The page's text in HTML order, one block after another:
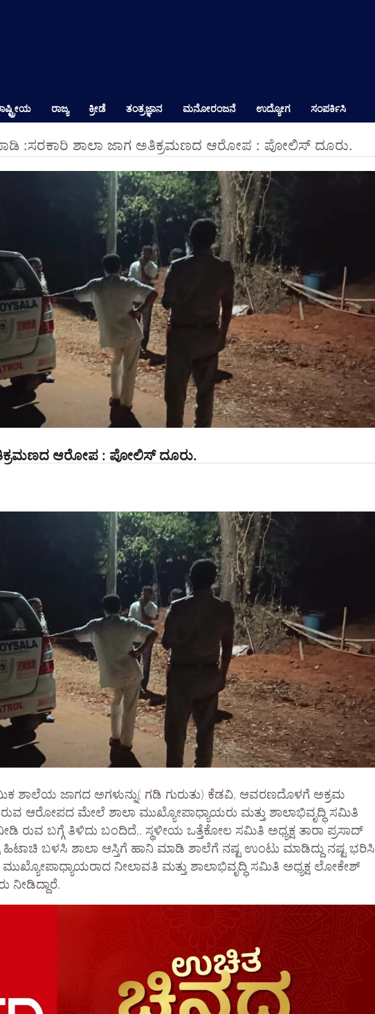
ರಾಜ್ಯ ಕ್ರೀಡೆ ತಂತ್ರಜ್ಞಾನ ಮನೋರಂಜನೆ ಉದ್ಯೋಗ ಸಂಪರ್ಕಿಸಿ
:ಸರಕಾರಿ ಶಾಲಾ ಜಾಗ ಅತಿಕ್ರಮಣದ ಆರೋಪ : ಪೋಲಿಸ್ ದೂರು.
ಆರೋಪ : ಪೋಲಿಸ್ ದೂರು.
ಶಾಲೆಯ ಜಾಗದ ಅಗಳುನ್ನು( ಗಡಿ ಗುರುತು) ಕೆಡವಿ, ಆವರಣದೊಳಗೆ ಅಕ್ರಮ
ಆರೋಪದ ಮೇಲೆ ಶಾಲಾ ಮುಖ್ಯೋಪಾಧ್ಯಾಯರು ಮತ್ತು ಶಾಲಾಭಿವೃದ್ಧಿ ಸಮಿತಿ
ರುವ ಬಗ್ಗೆ ತಿಳಿದು ಬಂದಿದೆ,. ಸ್ಥಳೀಯ ಒತ್ತೆಕೋಲ ಸಮಿತಿ ಅಧ್ಯಕ್ಷ ತಾರಾ ಪ್ರಸಾದ್
ಹಿಟಾಚಿ ಬಳಸಿ ಶಾಲಾ ಆಸ್ತಿಗೆ ಹಾನಿ ಮಾಡಿ ಶಾಲೆಗೆ ನಷ್ಟ ಉಂಟು ಮಾಡಿದ್ದು ನಷ್ಟ ಭರಿಸಿ
ನೀಲಾವತಿ ಮತ್ತು ಶಾಲಾಭಿವೃದ್ಧಿ ಸಮಿತಿ ಅಧ್ಯಕ್ಷ ಲೋಕೇಶ್
ನೀಡಿದ್ದಾರೆ.